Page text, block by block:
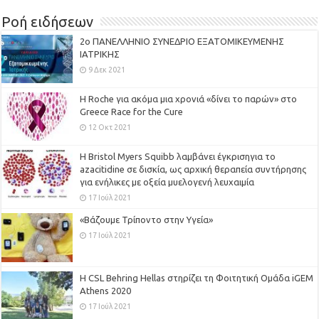
Ροή ειδήσεων
2ο ΠΑΝΕΛΛΗΝΙΟ ΣΥΝΕΔΡΙΟ ΕΞΑΤΟΜΙΚΕΥΜΕΝΗΣ
ΙΑΤΡΙΚΗΣ
9 Δεκ 2021
H Roche για ακόμα μια χρονιά «δίνει το παρών» στο
Greece Race for the Cure
12 Οκτ 2021
Η Bristol Myers Squibb λαμβάνει έγκρισηγια το
azacitidine σε δισκία, ως αρχική θεραπεία συντήρησης
για ενήλικες με οξεία μυελογενή λευχαιμία
17 Ιούλ 2021
«Βάζουμε Τρίποντο στην Υγεία»
17 Ιούλ 2021
H CSL Behring Hellas στηρίζει τη Φοιτητική Ομάδα iGEM
Athens 2020
17 Ιούλ 2021